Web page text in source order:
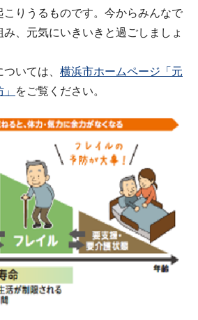
こりうるものです。今からみんなで
、元気にいきいきと過ごしましょ
いては、 横浜市ホームページ「元
をご覧ください。